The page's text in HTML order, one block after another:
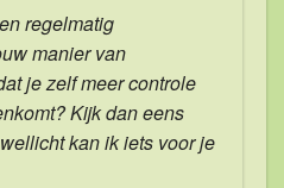
regelmatig
manier van
je zelf meer controle
Kijk dan eens
kan ik iets voor je